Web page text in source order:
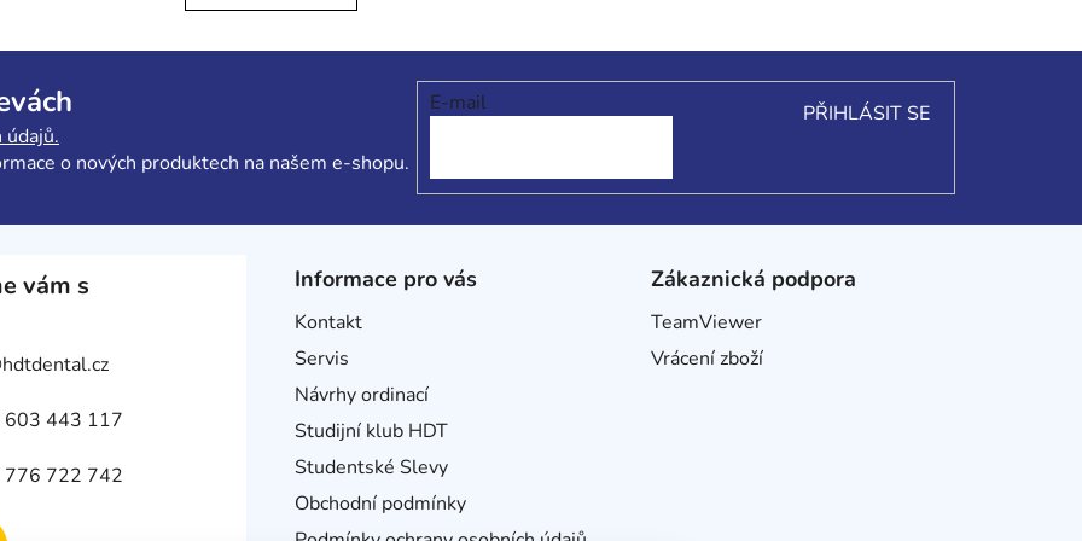
á
a
r
k
k
v
údajů.
o nových produktech na našem e-shopu.
E-mail PŘIHLÁSIT SE
vám s
hdtdental.cz
443 117
722 742
Informace pro vás
Kontakt
Servis
Návrhy ordinací
Studijní klub HDT
Studentské Slevy
Obchodní podmínky
Zákaznická podpora
TeamViewer
Vrácení zboží